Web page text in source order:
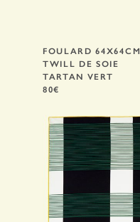
FOULARD 64X64CM
TWILL DE SOIE
TARTAN VERT
80€